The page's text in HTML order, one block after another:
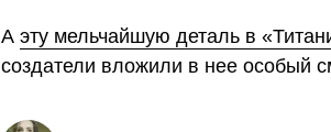
А эту мельчайшую деталь в
создатели вложили в нее особый